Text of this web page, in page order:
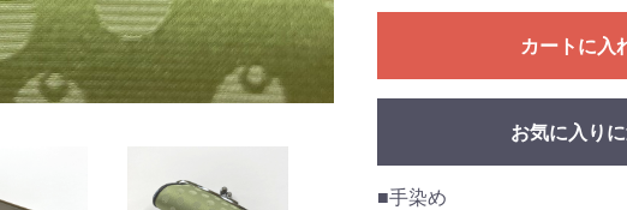
カートに入
お気に入り
■手染め